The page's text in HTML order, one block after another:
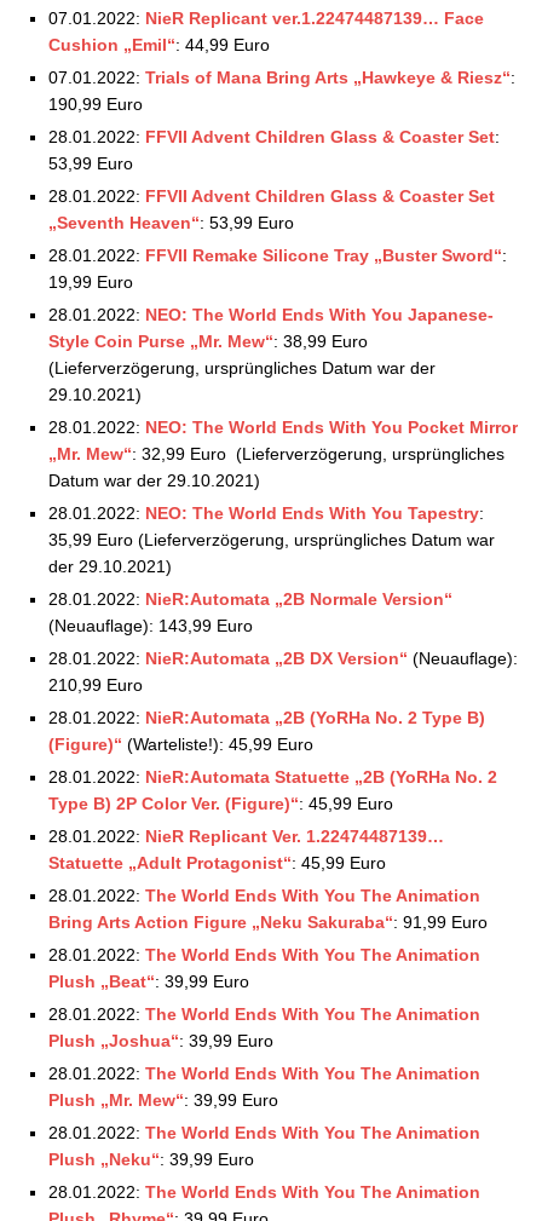
07.01.2022: NieR Replicant ver.1.22474487139… Face
Cushion „Emil“: 44,99 Euro
07.01.2022: Trials of Mana Bring Arts „Hawkeye & Riesz“:
190,99 Euro
28.01.2022: FFVII Advent Children Glass & Coaster Set:
53,99 Euro
28.01.2022: FFVII Advent Children Glass & Coaster Set
„Seventh Heaven“: 53,99 Euro
28.01.2022: FFVII Remake Silicone Tray „Buster Sword“:
19,99 Euro
28.01.2022: NEO: The World Ends With You Japanese-
Style Coin Purse „Mr. Mew“: 38,99 Euro
(Lieferverzögerung, ursprüngliches Datum war der
29.10.2021)
28.01.2022: NEO: The World Ends With You Pocket Mirror
„Mr. Mew“: 32,99 Euro (Lieferverzögerung, ursprüngliches
Datum war der 29.10.2021)
28.01.2022: NEO: The World Ends With You Tapestry:
35,99 Euro (Lieferverzögerung, ursprüngliches Datum war
der 29.10.2021)
28.01.2022: NieR:Automata „2B Normale Version“
(Neuauflage): 143,99 Euro
28.01.2022: NieR:Automata „2B DX Version“ (Neuauflage):
210,99 Euro
28.01.2022: NieR:Automata „2B (YoRHa No. 2 Type B)
(Figure)“ (Warteliste!): 45,99 Euro
28.01.2022: NieR:Automata Statuette „2B (YoRHa No. 2
Type B) 2P Color Ver. (Figure)“: 45,99 Euro
28.01.2022: NieR Replicant Ver. 1.22474487139…
Statuette „Adult Protagonist“: 45,99 Euro
28.01.2022: The World Ends With You The Animation
Bring Arts Action Figure „Neku Sakuraba“: 91,99 Euro
28.01.2022: The World Ends With You The Animation
Plush „Beat“: 39,99 Euro
28.01.2022: The World Ends With You The Animation
Plush „Joshua“: 39,99 Euro
28.01.2022: The World Ends With You The Animation
Plush „Mr. Mew“: 39,99 Euro
28.01.2022: The World Ends With You The Animation
Plush „Neku“: 39,99 Euro
28.01.2022: The World Ends With You The Animation